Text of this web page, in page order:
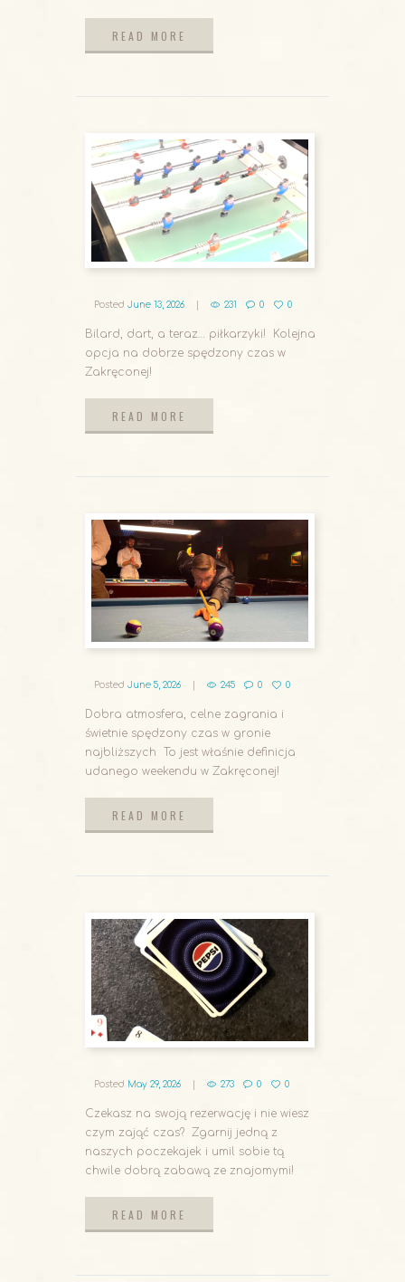
READ MORE
Posted June 13, 2026 231 0 0
Bilard, dart, a teraz… piłkarzyki! Kolejna
opcja na dobrze spędzony czas w
Zakręconej!
READ MORE
Posted June 5, 2026 245 0 0
Dobra atmosfera, celne zagrania i
świetnie spędzony czas w gronie
najbliższych To jest właśnie definicja
udanego weekendu w Zakręconej!
READ MORE
Posted May 29, 2026 273 0 0
Czekasz na swoją rezerwację i nie wiesz
czym zająć czas? Zgarnij jedną z
naszych poczekajek i umil sobie tą
chwile dobrą zabawą ze znajomymi!
READ MORE